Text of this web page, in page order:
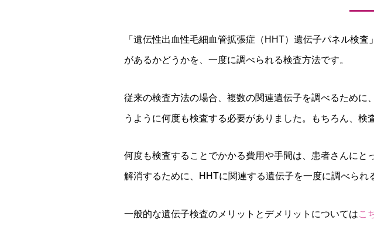
「遺伝性出血性毛細血管拡張症（HHT）遺伝子パネル検
があるかどうかを、一度に調べられる検査方法です。
従来の検査方法の場合、複数の関連遺伝子を調べるため
うように何度も検査する必要がありました。もちろん、検
何度も検査することでかかる費用や手間は、患者さんに
解消するために、HHTに関連する遺伝子を一度に調べられ
一般的な遺伝子検査のメリットとデメリットについてはこ